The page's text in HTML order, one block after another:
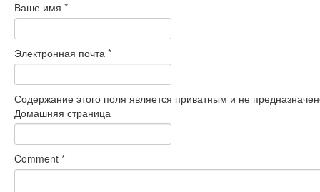
Ваше имя *
Электронная почта *
Содержание этого поля является приватным и не
Домашняя страница
Comment *